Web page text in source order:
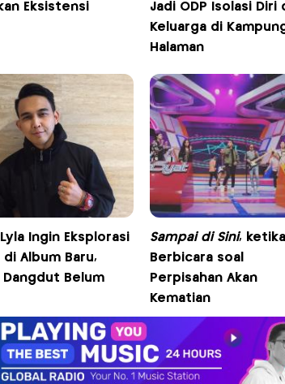
Eksistensi
Jadi ODP Isolasi Diri
Keluarga di
Halaman
Ingin Eksplorasi
di Album Baru,
Dangdut Belum
Sampai di Sini,
Berbicara soal
Perpisahan Akan
Kematian